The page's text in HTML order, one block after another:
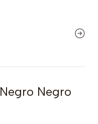
Negro